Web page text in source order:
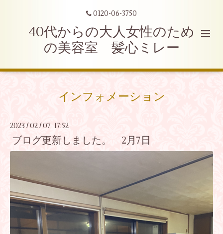
0120-06-3750
40代からの大人女性のため
の美容室 髪心ミレー
インフォメーション
2023 /02 /07 17:52
ブログ更新しました。 2月7日